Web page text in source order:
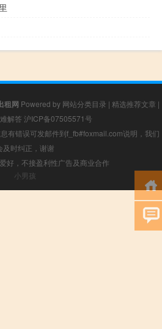
租网 Powered by 网站分类目录 | 精选推荐文章 |
解答 沪ICP备07505571号
有错误可发邮件到f_fb#foxmail.com说明，我们
及时纠正，谢谢
好，不接盈利性广告及商业合作
小男孩